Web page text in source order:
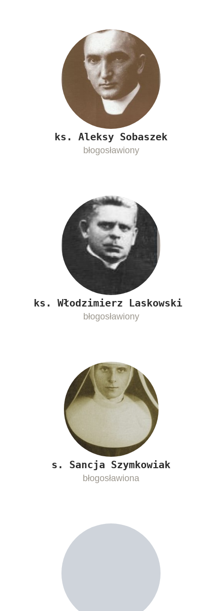
ks. Aleksy Sobaszek
błogosławiony
ks. Włodzimierz Laskowski
błogosławiony
s. Sancja Szymkowiak
błogosławiona